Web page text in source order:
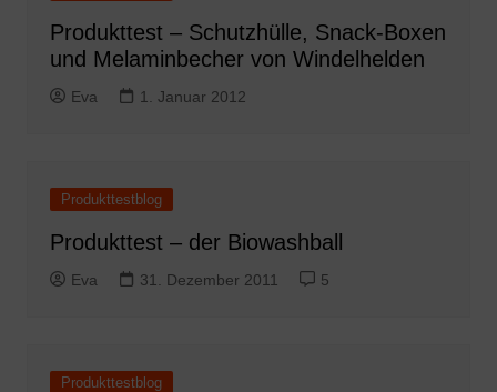
Produkttest – Schutzhülle, Snack-Boxen
und Melaminbecher von Windelhelden
Eva 1. Januar 2012
Produkttestblog
Produkttest – der Biowashball
Eva 31. Dezember 2011 5
Produkttestblog